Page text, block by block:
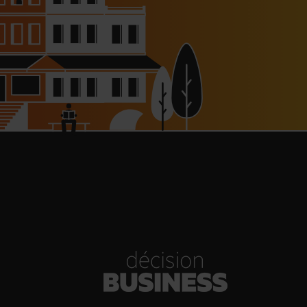
à 8 000 € pour les
l’autoroute A63
réouverte
Woman Dinners de Veuve
Clicquot de retour
Hôtels : un chiffre d’affaires